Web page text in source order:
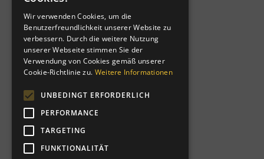
SWIFT-BIC: RZSBIT21101
Distrikt 108TA1
Clubcode: 21064
Homologiert am 12-03-1957
Charternight am 19-10-1957
Patenclub: Bolzano Bozen Host
Wir verwenden Cookies, um die
Benutzerfreundlichkeit unserer Website zu
verbessern. Durch die weitere Nutzung
unserer Webseite stimmen Sie der
Verwendung von Cookies gemäß unserer
Cookie-Richtlinie zu. Weitere Informationen
UNBEDINGT ERFORDERLICH
PERFORMANCE
TARGETING
FUNKTIONALITÄT